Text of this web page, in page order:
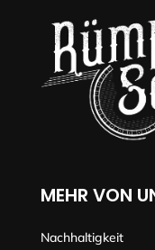
MEHR VON
Nachhaltigkeit